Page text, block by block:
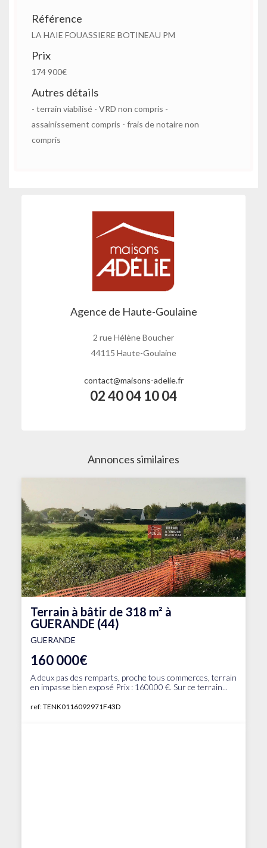
Référence
LA HAIE FOUASSIERE BOTINEAU PM
Prix
174 900€
Autres détails
- terrain viabilisé - VRD non compris -
assainissement compris - frais de notaire non
compris
Agence de Haute-Goulaine
2 rue Hélène Boucher
44115 Haute-Goulaine
contact@maisons-adelie.fr
02 40 04 10 04
Annonces similaires
Terrain à bâtir de 318 m² à
GUERANDE (44)
GUERANDE
160 000€
A deux pas des remparts, proche tous commerces, terrain
en impasse bien exposé Prix : 160000 €. Sur ce terrain...
ref: TENK0116092971F43D